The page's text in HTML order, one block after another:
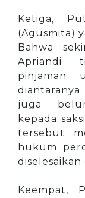
Ketiga,
(Agusmita)
Bahwa
Apriandi
pinjaman
juga
kepada
tersebut
hukum
Keempat,